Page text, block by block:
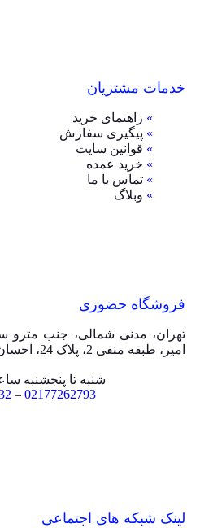
خدمات مشتریان
» راهنمای خرید
» پیگیری سفارش
» قوانین سایت
» خرید عمده
» تماس با ما
» وبلاگ
فروشگاه حضوری
تهران، مدنی شمالی، جنب مترو
امیر، طبقه منفی 2، پلاک 24، احسان مارکت
شنبه تا پنجشنبه ساعت 11
02177262793
–
لینک شبکه های اجتماعی